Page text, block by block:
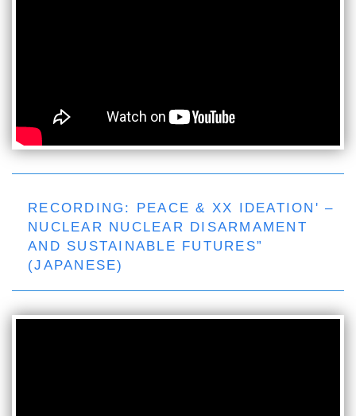
RECORDING: PEACE & XX IDEATION' –
NUCLEAR NUCLEAR DISARMAMENT
AND SUSTAINABLE FUTURES”
(JAPANESE)